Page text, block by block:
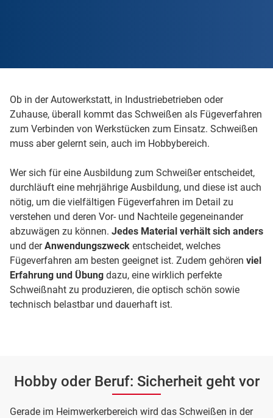
Ob in der Autowerkstatt, in Industriebetrieben oder
Zuhause, überall kommt das Schweißen als Fügeverfahren
zum Verbinden von Werkstücken zum Einsatz. Schweißen
muss aber gelernt sein, auch im Hobbybereich.
Wer sich für eine Ausbildung zum Schweißer entscheidet,
durchläuft eine mehrjährige Ausbildung, und diese ist auch
nötig, um die vielfältigen Fügeverfahren im Detail zu
verstehen und deren Vor- und Nachteile gegeneinander
abzuwägen zu können. Jedes Material verhält sich anders
und derAnwendungszweck entscheidet, welches
Fügeverfahren am besten geeignet ist. Zudem gehören viel
Erfahrung und Übung dazu, eine wirklich perfekte
Schweißnaht zu produzieren, die optisch schön sowie
technisch belastbar und dauerhaft ist.
Hobby oder Beruf: Sicherheit geht vor
Gerade im Heimwerkerbereich wird das Schweißen in der